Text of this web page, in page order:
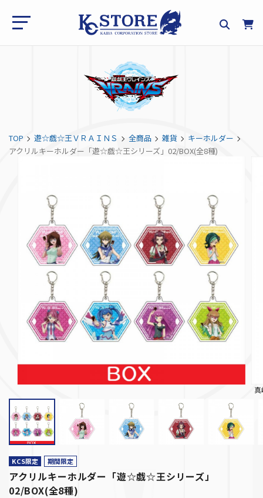
TOP 遊☆戯☆王ＶＲＡＩＮＳ 全商品 雑貨
キーホルダー
アクリルキーホルダー「遊☆戯☆王シリーズ」02/BOX(全8種)
KCS限定 期間限定
アクリルキーホルダー「遊☆戯☆王シリーズ」
02/BOX(全8種)